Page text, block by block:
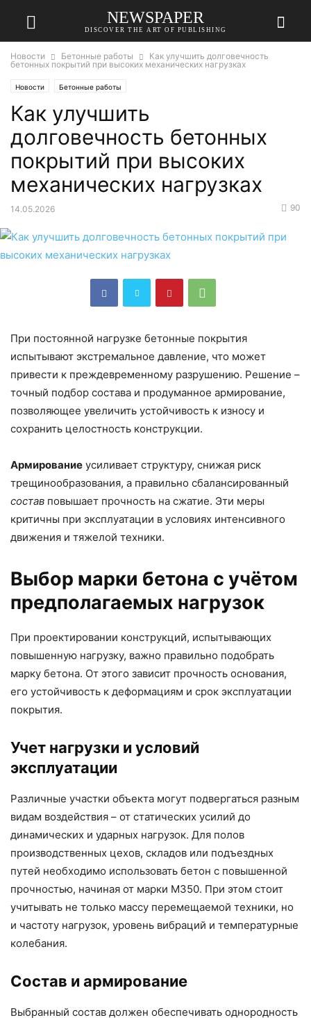
NEWSPAPER
DISCOVER THE ART OF PUBLISHING
Новости Бетонные работы
Как улучшить долговечность
бетонных покрытий при высоких механических нагрузках
Новости Бетонные работы
Как улучшить
долговечность бетонных
покрытий при высоких
механических нагрузках
14.05.2026 90
При постоянной нагрузке бетонные покрытия
испытывают экстремальное давление, что может
привести к преждевременному разрушению. Решение –
точный подбор состава и продуманное армирование,
позволяющее увеличить устойчивость к износу и
сохранить целостность конструкции.
Армирование усиливает структуру, снижая риск
трещинообразования, а правильно сбалансированный
состав повышает прочность на сжатие. Эти меры
критичны при эксплуатации в условиях интенсивного
движения и тяжелой техники.
Выбор марки бетона с учётом
предполагаемых нагрузок
При проектировании конструкций, испытывающих
повышенную нагрузку, важно правильно подобрать
марку бетона. От этого зависит прочность основания,
его устойчивость к деформациям и срок эксплуатации
покрытия.
Учет нагрузки и условий
эксплуатации
Различные участки объекта могут подвергаться разным
видам воздействия – от статических усилий до
динамических и ударных нагрузок. Для полов
производственных цехов, складов или подъездных
путей необходимо использовать бетон с повышенной
прочностью, начиная от марки М350. При этом стоит
учитывать не только массу перемещаемой техники, но
и частоту нагрузок, уровень вибраций и температурные
колебания.
Состав и армирование
Выбранный состав должен обеспечивать однородность